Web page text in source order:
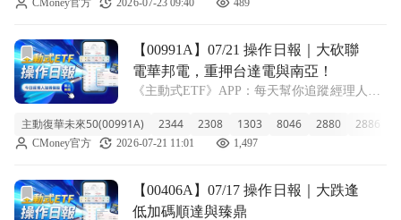
幅回落0.81%，近一週跟著盤面震盪下跌約
CMoney官方 2026-07-23 09:40 489
前往【00991A】07/21 操作日報｜大砍聯電華邦電，重押台
【00991A】07/21 操作日報｜大砍聯
電華邦電，重押台達電與南亞！
《主動式ETF》APP：每天幫你追蹤經理人新
以來報酬飆破70% 00991A 復華未來50 今天走
勢超猛，單日大漲 6.23%，收在 16.71 元。雖
主動復華未來50(00991A) 2344 2308 1303 8046 2880 2886
CMoney官方 2026-07-21 11:01 1,497
前往【00406A】07/17 操作日報｜大跌逢低加碼順達與臻鼎
【00406A】07/17 操作日報｜大跌逢
低加碼順達與臻鼎